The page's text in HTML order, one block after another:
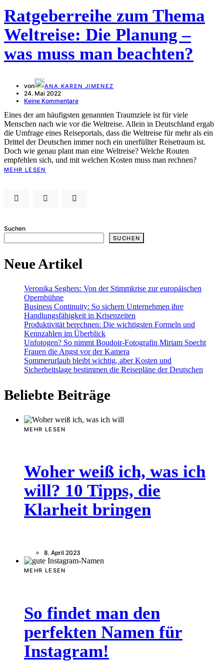
Ratgeberreihe zum Thema
Weltreise: Die Planung –
was muss man beachten?
von ANA KAREN JIMENEZ
24. Mai 2022
Keine Kommentare
Eines der am häufigsten genannten Traumziele ist für viele
Menschen nach wie vor die Weltreise. Allein in Deutschland ergab
die Umfrage eines Reiseportals, dass die Weltreise für mehr als ein
Drittel der Deutschen immer noch ein unerfüllter Reisetraum ist.
Doch wie genau plant man eine Weltreise? Welche Routen
empfehlen sich, und mit welchen Kosten muss man rechnen?
MEHR LESEN
Suchen
SUCHEN
Neue Artikel
Veronika Seghers: Von der Stimmkrise zur europäischen
Opernbühne
Business Continuity: So sichern Unternehmen ihre
Handlungsfähigkeit in Krisenzeiten
Produktivität berechnen: Die wichtigsten Formeln und
Kennzahlen im Überblick
Unfotogen? So nimmt Boudoir-Fotografin Miriam Specht
Frauen die Angst vor der Kamera
Sommerurlaub bleibt wichtig, aber Kosten und
Sicherheitslage bestimmen die Reisepläne der Deutschen
Beliebte Beiträge
MEHR LESEN
Woher weiß ich, was ich
will? 10 Tipps, die
Klarheit bringen
8. April 2023
MEHR LESEN
So findet man den
perfekten Namen für
Instagram!